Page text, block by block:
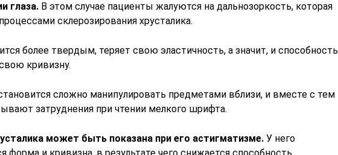
глаза. В этом случае пациенты жалуются на дальнозоркость, которая
склерозирования хрусталика.
более твердым, теряет свою эластичность, а значит, и способность
кривизну.
сложно манипулировать предметами вблизи, и вместе с тем
затруднения при чтении мелкого шрифта.
может быть показана при его астигматизме. У него